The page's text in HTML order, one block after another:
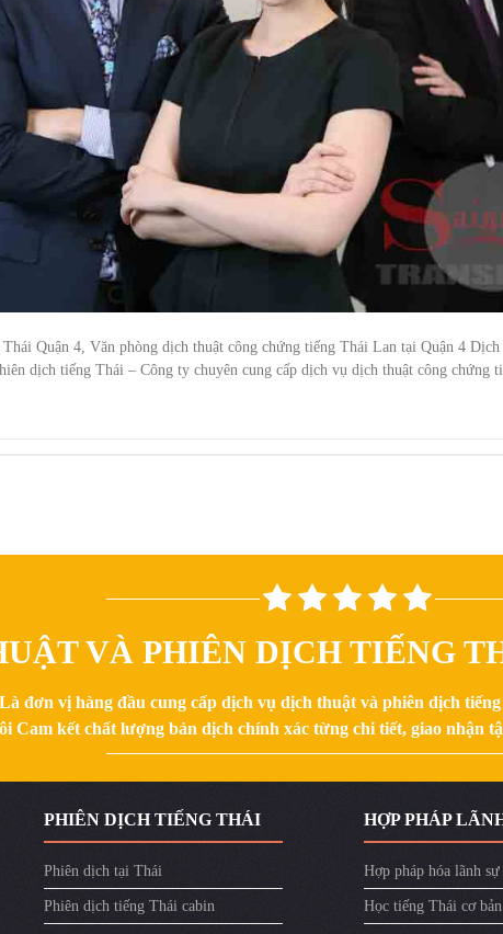
Quận 4, Văn phòng dịch thuật công chứng tiếng Thái Lan tại Quận 4
dịch tiếng Thái – Công ty chuyên cung cấp dịch vụ dịch thuật công chứng
VÀ PHIÊN DỊCH TIẾNG
Là đơn vị hàng đầu cung cấp dịch vụ dịch thuật và phiên dịch
Cam kết chất lượng bản dịch chính xác từng chi tiết, giao nhận
PHIÊN DỊCH TIẾNG THÁI
Phiên dịch tại Thái
Phiên dịch tiếng Thái cabin
HỢP PHÁP
Hợp pháp hóa lãnh
Học tiếng Thái cơ bản